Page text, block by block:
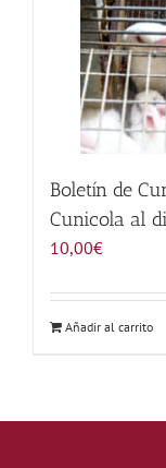
Contactar
Boletín de
Cunicola al
10,00€
Añadir al carrito